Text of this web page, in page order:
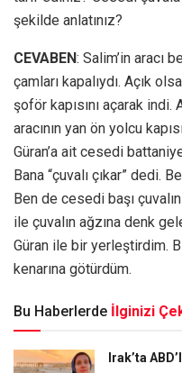
şekilde anlatınız?
CEVABEN: Salim’in aracı
çamları kapalıydı. Açık
şoför kapısını açarak indi.
aracının yan ön yolcu
Güran’a ait cesedi
Bana “çuvalı çıkar” dedi.
Ben de cesedi başı
ile çuvalın ağzına denk
Güran ile bir yerleştirdim.
kenarına götürdüm.
Bu Haberlerde İlginizi
Irak’ta